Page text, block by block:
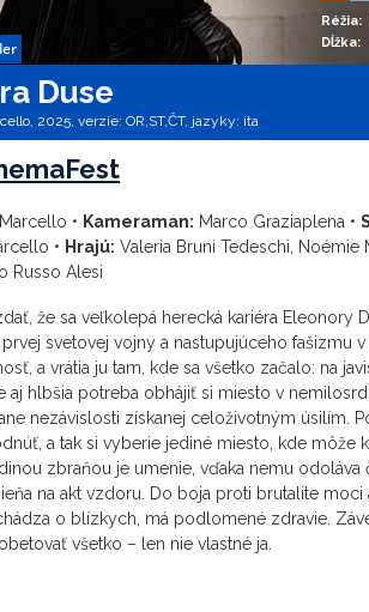
Réžia:
Dĺžka:
Duse
2025, verzie: OR,ST,ČT, jazyky: ita
• Kameraman: Marco Graziaplena •
• Hrajú: Valeria Bruni Tedeschi, Noémie
Russo Alesi
že sa veľkolepá herecká kariéra Eleonory
svetovej vojny a nastupujúceho fašizmu
a vrátia ju tam, kde sa všetko začalo: na
aj hlbšia potreba obhájiť si miesto v
nezávislosti získanej celoživotným úsilím.
a tak si vyberie jediné miesto, kde môže
zbraňou je umenie, vďaka nemu odoláva
na akt vzdoru. Do boja proti brutalite moci
o blízkych, má podlomené zdravie.
všetko – len nie vlastné ja.